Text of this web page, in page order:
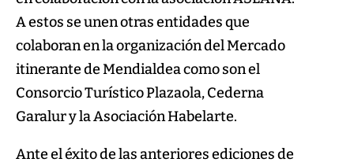
A estos se unen otras entidades que
colaboran en la organización del Mercado
itinerante de Mendialdea como son el
Consorcio Turístico Plazaola, Cederna
Garalur y la Asociación Habelarte.
Ante el éxito de las anteriores ediciones de